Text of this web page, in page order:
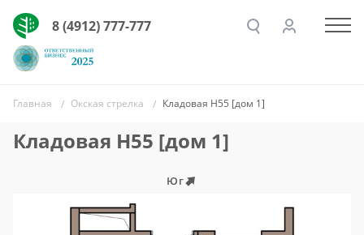
8 (4912) 777-777
Главная Окская стрелка Кладовая Н55 [дом 1]
Кладовая Н55 [дом 1]
Юг